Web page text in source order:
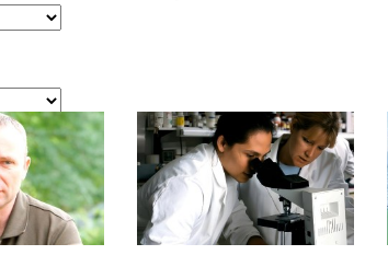
Р.Р. Вредена.
официально установлен в апреле